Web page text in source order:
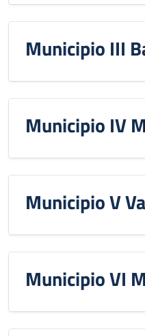
Municipio III
Municipio IV
Municipio V
Municipio VI